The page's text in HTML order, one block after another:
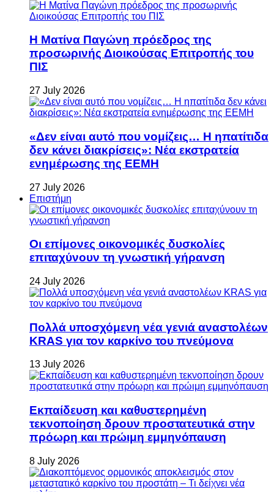
Η Ματίνα Παγώνη πρόεδρος της
προσωρινής Διοικούσας Επιτροπής του
ΠΙΣ
27 July 2026
«Δεν είναι αυτό που νομίζεις… Η ηπατίτιδα
δεν κάνει διακρίσεις»: Νέα εκστρατεία
ενημέρωσης της ΕΕΜΗ
27 July 2026
Επιστήμη
Οι επίμονες οικονομικές δυσκολίες
επιταχύνουν τη γνωστική γήρανση
24 July 2026
Πολλά υποσχόμενη νέα γενιά αναστολέων
KRAS για τον καρκίνο του πνεύμονα
13 July 2026
Εκπαίδευση και καθυστερημένη
τεκνοποίηση δρουν προστατευτικά στην
πρόωρη και πρώιμη εμμηνόπαυση
8 July 2026